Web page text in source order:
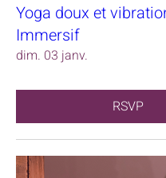
Yoga doux et
Immersif
dim. 03 janv.
RSVP